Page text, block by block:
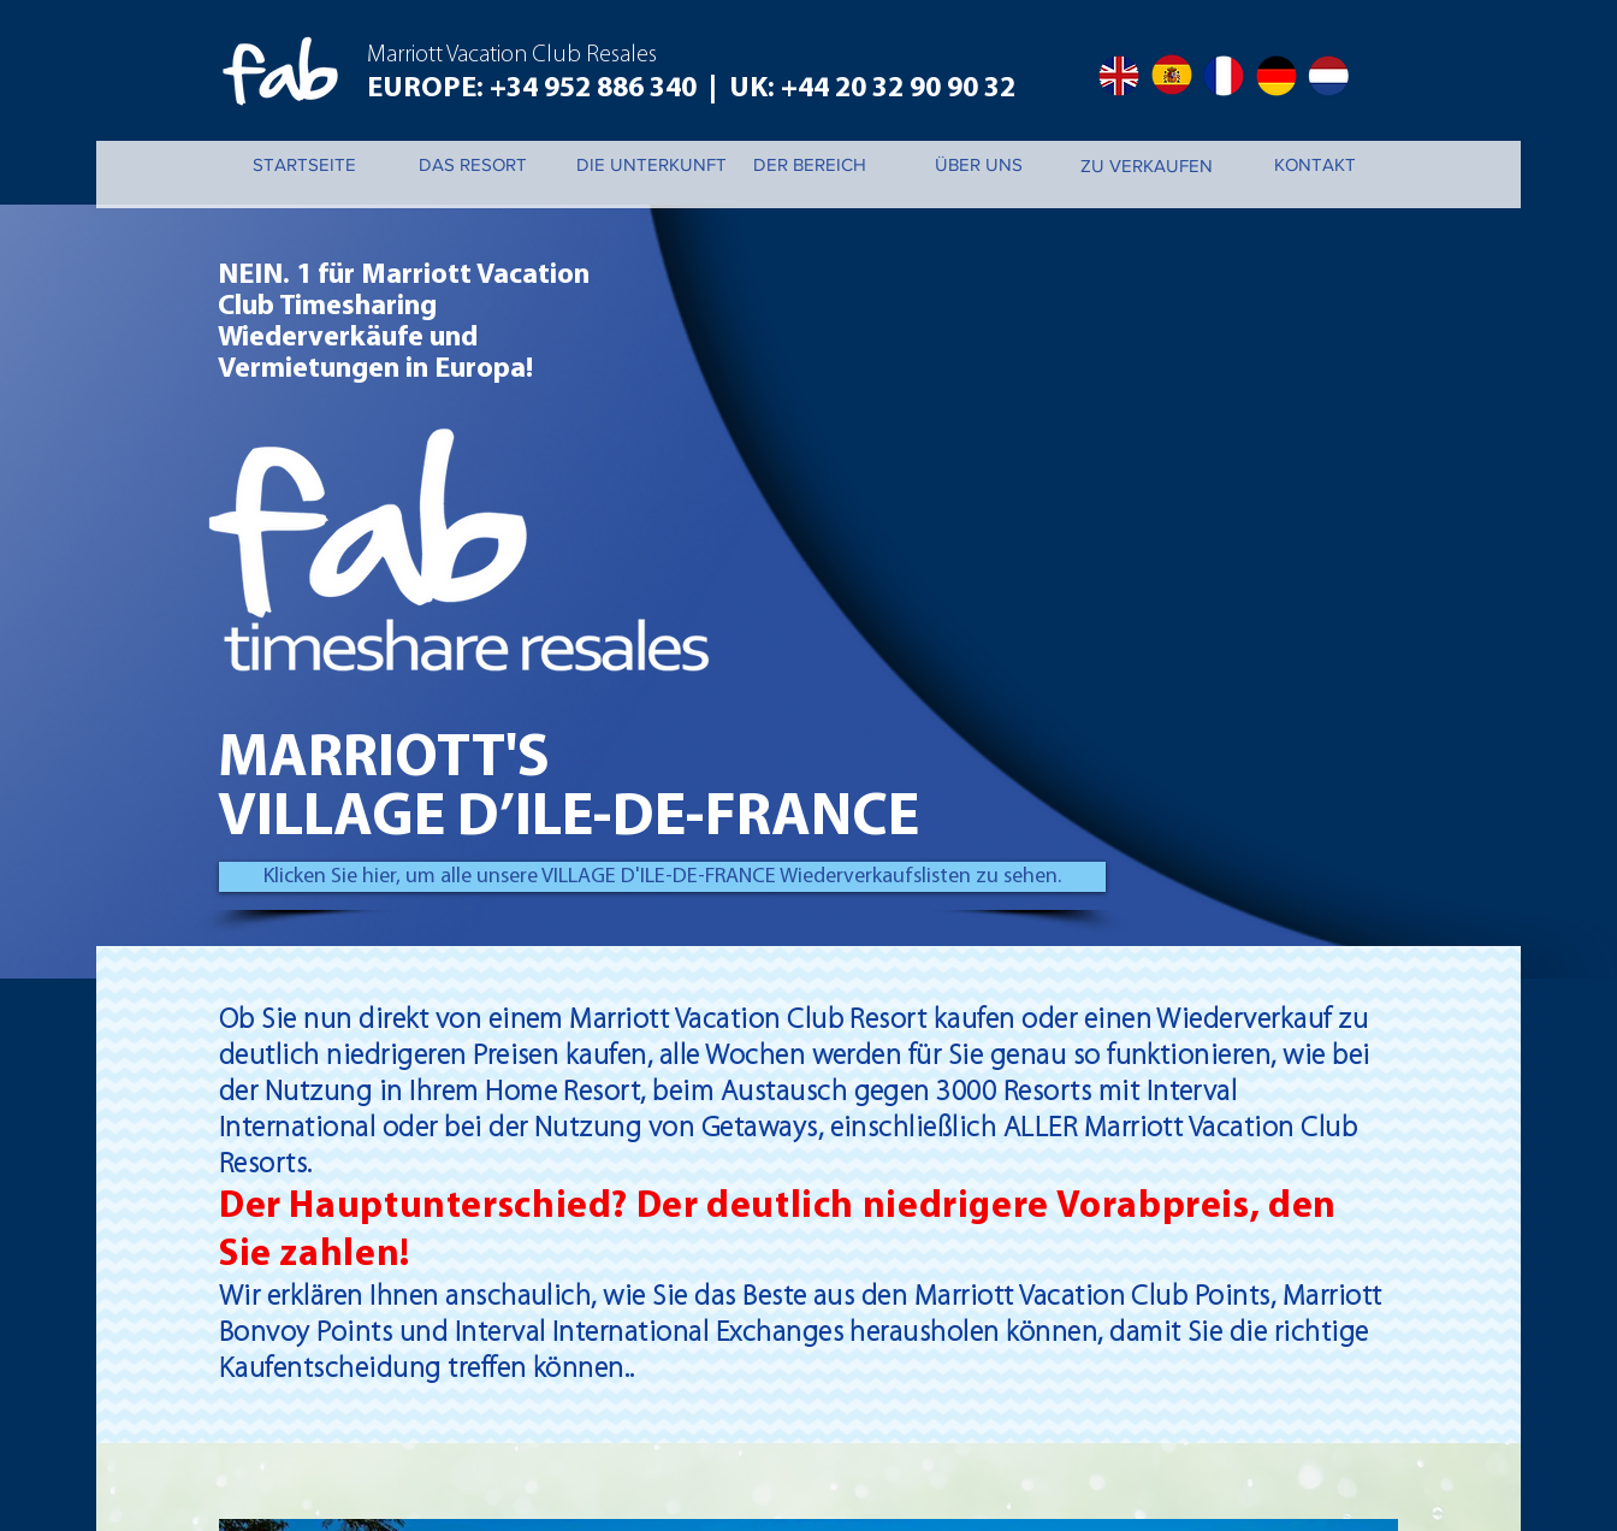
Marriott Vacation Club Resales
EUROPE: +34 952 886 340 | UK: +44 20 32 90 90 32
MARRIOTT'S
VILLAGE D’ILE-DE-FRANCE
NEIN. 1 für Marriott Vacation
Club Timesharing
Wiederverkäufe und
Vermietungen in Europa!
Ob Sie nun direkt von einem Marriott Vacation Club Resort kaufen oder einen Wiederverkauf zu
deutlich niedrigeren Preisen kaufen, alle Wochen werden für Sie genau so funktionieren, wie bei
der Nutzung in Ihrem Home Resort, beim Austausch gegen 3000 Resorts mit Interval
International oder bei der Nutzung von Getaways, einschließlich ALLER Marriott Vacation Club
Resorts.
Der Hauptunterschied? Der deutlich niedrigere Vorabpreis, den
Sie zahlen!
Wir erklären Ihnen anschaulich, wie Sie das Beste aus den Marriott Vacation Club Points, Marriott
Bonvoy Points und Interval International Exchanges herausholen können, damit Sie die richtige
Kaufentscheidung treffen können..
Klicken Sie hier, um alle unsere VILLAGE D'ILE-DE-FRANCE Wiederverkaufslisten zu sehen.
STARTSEITE DAS RESORT DIE UNTERKUNFT DER BEREICH ÜBER UNS ZU VERKAUFEN KONTAKT